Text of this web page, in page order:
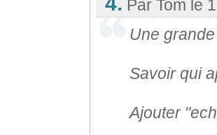
Par Tom le
Une
Savoir qui
Ajouter